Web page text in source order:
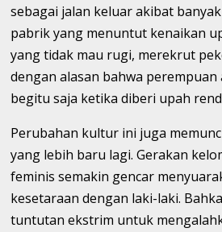
sebagai jalan keluar akibat
pabrik yang menuntut kenaikan
yang tidak mau rugi, merekrut
dengan alasan bahwa perempuan
begitu saja ketika diberi upah
Perubahan kultur ini juga
yang lebih baru lagi. Gerakan
feminis semakin gencar
kesetaraan dengan laki-laki.
tuntutan ekstrim untuk